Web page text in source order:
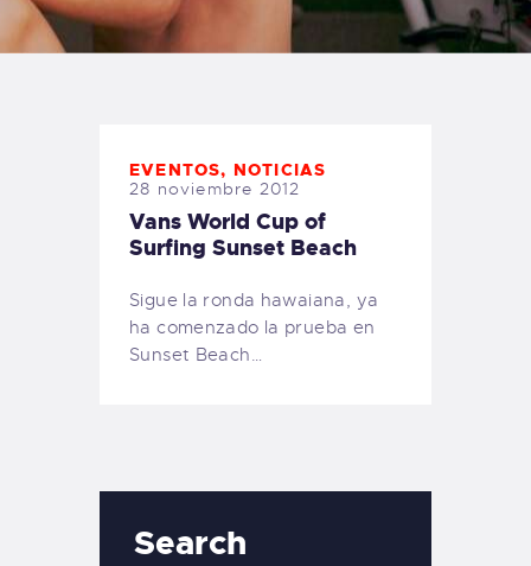
TIENDA FAMILY SURFERS
WEBCAM SALINAS
EVENTOS, NOTICIAS
28 noviembre 2012
Vans World Cup of
Surfing Sunset Beach
Sigue la ronda hawaiana, ya
ha comenzado la prueba en
Sunset Beach…
Search